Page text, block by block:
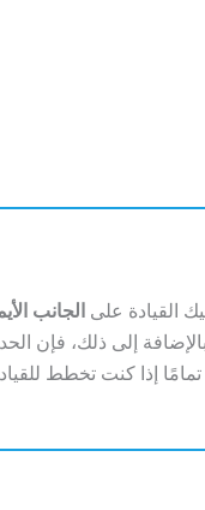
القيادة علىالجانب
بالإضافة إلى ذلك،
إذا كنت تخطط